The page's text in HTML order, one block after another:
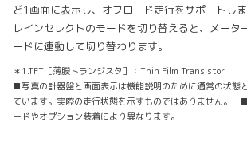
ど1画面に表示し、オフロード走行をサポートし
レインセレクトのモードを切り替えると、メータ
ードに連動して切り替わります。
＊1.TFT［薄膜トランジスタ］：Thin Film Transistor
■写真の計器盤と画面表示は機能説明のために通常の状態
ています。実際の走行状態を示すものではありません。
ードやオプション装着により異なります。